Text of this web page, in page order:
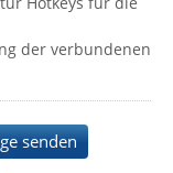
der verbundenen
senden